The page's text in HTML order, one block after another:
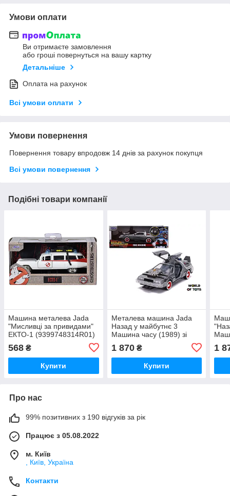
Умови оплати
Ви отримаєте замовлення
або гроші повернуться на вашу картку
Детальніше
Оплата на рахунок
Всі умови оплати
Умови повернення
Повернення товару впродовж 14 днів за рахунок покупця
Всі умови повернення
Подібні товари компанії
Машина металева Jada
"Мисливці за привидами"
ЕКТО-1 (9399748314R01)
568 ₴
Купити
Металева машина Jada
Назад у майбутнє 3
Машина часу (1989) зі
світловим ефектом 1:24
(253255027)
1 870₴
Купити
1
Про нас
99% позитивних з 190 відгуків за рік
Працює з 05.08.2022
м. Київ
, Київ, Україна
Контакти